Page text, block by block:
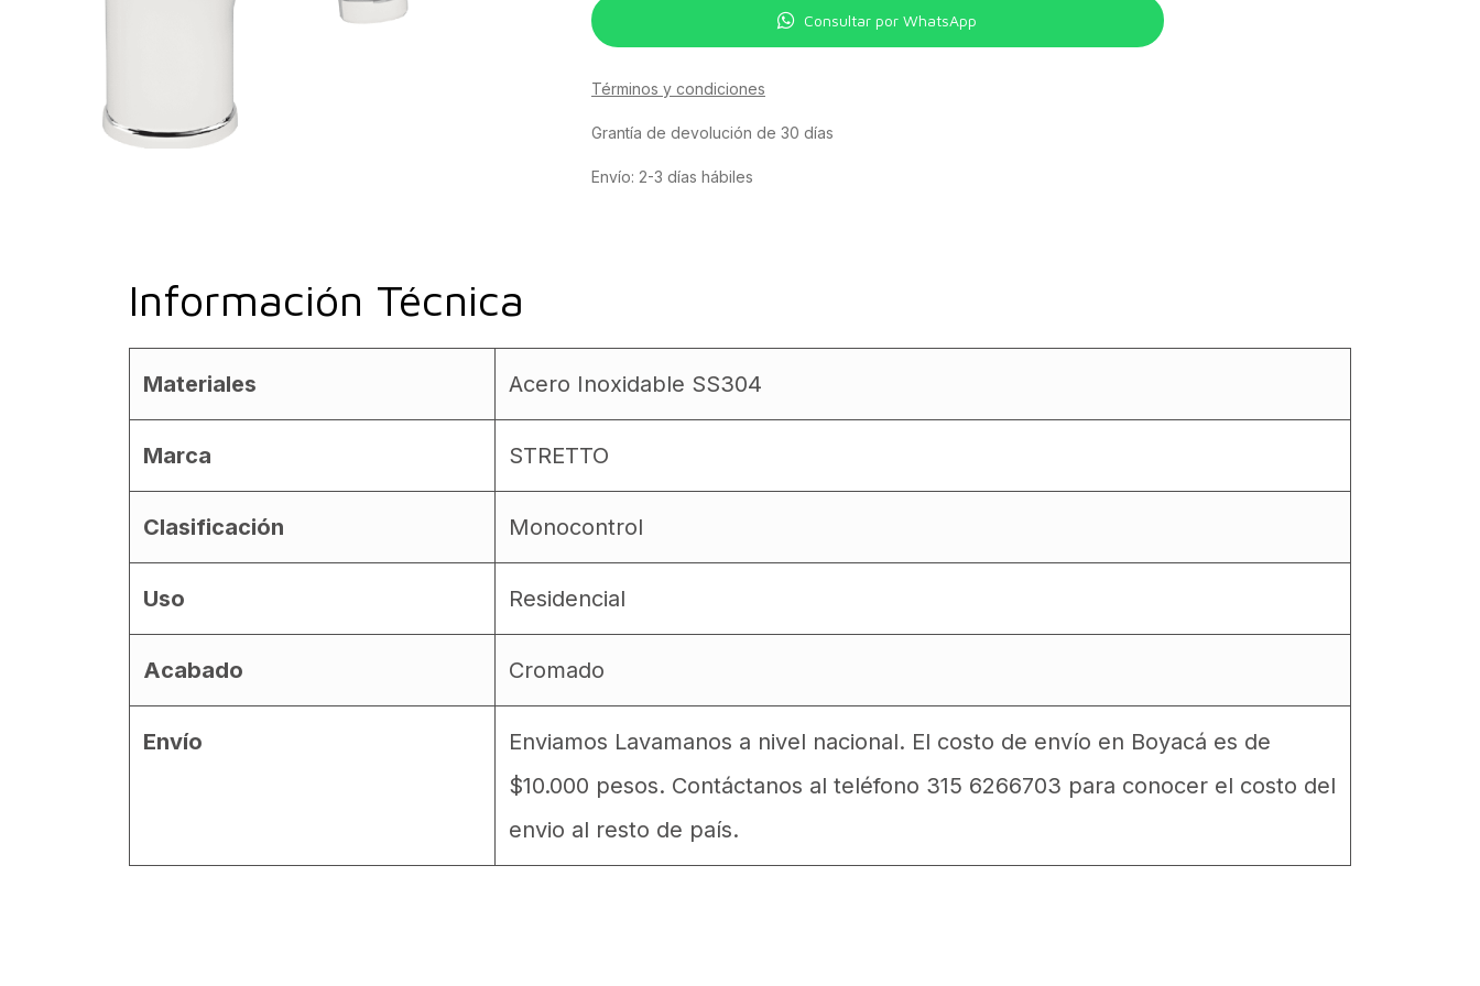
Consultar por WhatsApp
Términos y condiciones
Grantía de devolución de 30 días
Envío: 2-3 días hábiles
Información Técnica
Materiales Acero Inoxidable SS304
Marca STRETTO
Clasificación Monocontrol
Uso Residencial
Acabado Cromado
Envío
Enviamos Lavamanos a nivel nacional. El costo de envío en Boyacá es de
$10.000 pesos. Contáctanos al teléfono 315 6266703 para conocer el costo del
envio al resto de país.